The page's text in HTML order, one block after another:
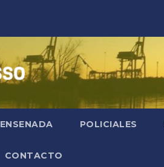
ENSENADA POLICIALES
CONTACTO